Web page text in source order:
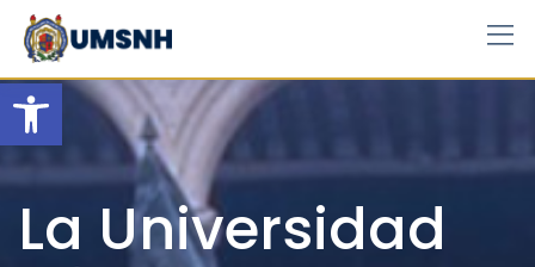
Open toolbar
Skip
content
La Universidad